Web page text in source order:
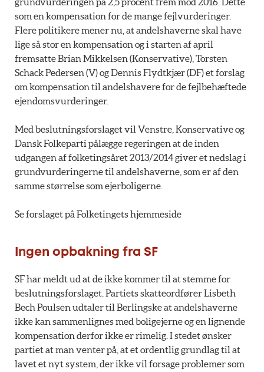
som en kompensation for de mange fejlvurderinger.
Flere politikere mener nu, at andelshaverne skal have
lige så stor en kompensation og i starten af april
fremsatte Brian Mikkelsen (Konservative), Torsten
Schack Pedersen (V) og Dennis Flydtkjær (DF) et forslag
om kompensation til andelshavere for de fejlbehæftede
ejendomsvurderinger.
Med beslutningsforslaget vil Venstre, Konservative og
Dansk Folkeparti pålægge regeringen at de inden
udgangen af folketingsåret 2013/2014 giver et nedslag i
grundvurderingerne til andelshaverne, som er af den
samme størrelse som ejerboligerne.
Se forslaget på Folketingets hjemmeside
Ingen opbakning fra SF
SF har meldt ud at de ikke kommer til at stemme for
beslutningsforslaget. Partiets skatteordfører Lisbeth
Bech Poulsen udtaler til Berlingske at andelshaverne
ikke kan sammenlignes med boligejerne og en lignende
kompensation derfor ikke er rimelig. I stedet ønsker
partiet at man venter på, at et ordentlig grundlag til at
lavet et nyt system, der ikke vil forsage problemer som